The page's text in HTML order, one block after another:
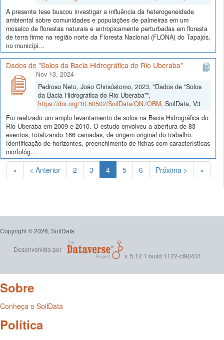
A presente tese buscou investigar a influência da heterogeneidade
ambiental sobre comunidades e populações de palmeiras em um
mosaico de florestas naturais e antropicamente perturbadas em floresta
de terra firme na região norte da Floresta Nacional (FLONA) do Tapajós,
no municípi...
Dados de "Solos da Bacia Hidrográfica do Rio Uberaba"
Nov 13, 2024
Pedroso Neto, João Chrisóstomo, 2023, "Dados de "Solos
da Bacia Hidrográfica do Rio Uberaba"",
https://doi.org/10.60502/SoilData/QN7OBM, SoilData, V3
Foi realizado um amplo levantamento de solos na Bacia Hidrográfica do
Rio Uberaba em 2009 e 2010. O estudo envolveu a abertura de 83
eventos, totalizando 166 camadas, de origem original do trabalho.
Identificação de horizontes, preenchimento de fichas com características
morfológ...
« < Anterior 2 3 4(Atual)
5 6 Próxima > »
Copyright © 2026, SoilData
Desenvolvido por
v. 5.12.1 build 1122-cf90431
Sobre
Conheça o SoilData
Política